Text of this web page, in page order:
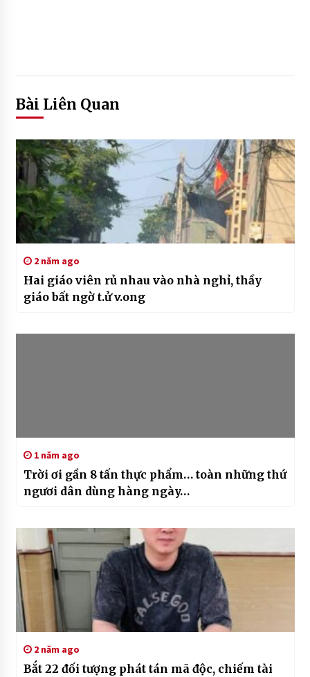
Bài Liên Quan
2 năm ago
Hai giáo viên rủ nhau vào nhà nghỉ, thầy
giáo bất ngờ t.ử v.ong
1 năm ago
Trời ơi gần 8 tấn thực phẩm… toàn những thứ
ngươi dân dùng hàng ngày…
2 năm ago
Bắt 22 đối tượng phát tán mã độc, chiếm tài